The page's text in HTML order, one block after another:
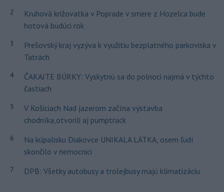
2
Kruhová križovatka v Poprade v smere z Hozelca bude
hotová budúci rok
3
Prešovský kraj vyzýva k využitiu bezplatného parkoviska v
Tatrách
4
ČAKAJTE BÚRKY: Vyskytnú sa do polnoci najmä v týchto
častiach
5
V Košiciach Nad jazerom začína výstavba
chodníka,otvorili aj pumptrack
6
Na kúpalisku Diakovce UNIKALA LÁTKA, osem ľudí
skončilo v nemocnici
7 DPB: Všetky autobusy a trolejbusy majú klimatizáciu